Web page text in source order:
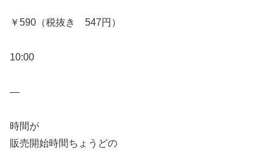
￥590（税抜き 547円）
10:00
—
時間が
販売開始時間ちょうどの